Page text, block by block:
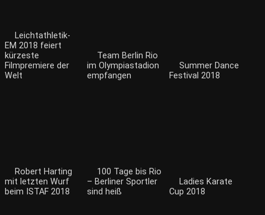
Leichtathletik-
EM 2018 feiert
kürzeste
Filmpremiere der
Welt
Team Berlin Rio
im Olympiastadion
empfangen
Summer Dance
Festival 2018
Robert Harting
mit letzten Wurf
beim ISTAF 2018
100 Tage bis Rio
– Berliner Sportler
sind heiß
Ladies Karate
Cup 2018